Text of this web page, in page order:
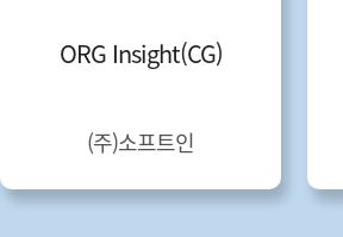
ORG Insight(CG)
(주)소프트인